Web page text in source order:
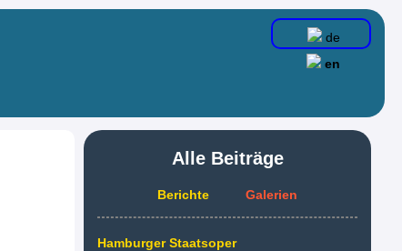
de
en
Alle Beiträge
Berichte Galerien
Hamburger Staatsoper